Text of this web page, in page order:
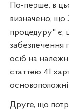
По-перше, в
визначено, що
процедуру" є,
забезпечення
осіб на
статтею 41
основоположні
Друге, що